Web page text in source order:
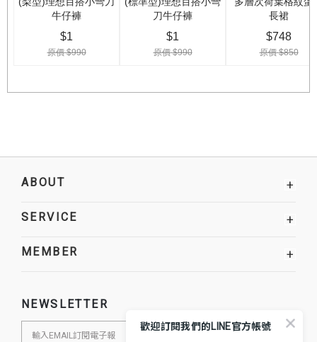
ABOUT +
SERVICE +
MEMBER +
NEWSLETTER
歡迎訂閱我們的LINE官方帳號